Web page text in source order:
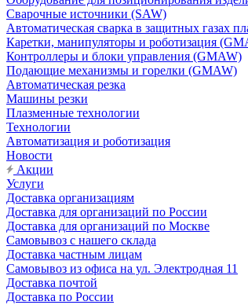
Сварочные источники (SAW)
Автоматическая сварка в защитных газах
Каретки, манипуляторы и роботизация
Контроллеры и блоки управления (GMAW)
Подающие механизмы и горелки (GMAW)
Автоматическая резка
Машины резки
Плазменные технологии
Технологии
Автоматизация и роботизация
Новости
Акции
Услуги
Доставка организациям
Доставка для организаций по России
Доставка для организаций по Москве
Самовывоз с нашего склада
Доставка частным лицам
Самовывоз из офиса на ул. Электродная 11
Доставка почтой
Доставка по России